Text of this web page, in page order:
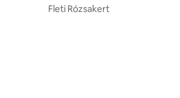
Fleti Rózsakert